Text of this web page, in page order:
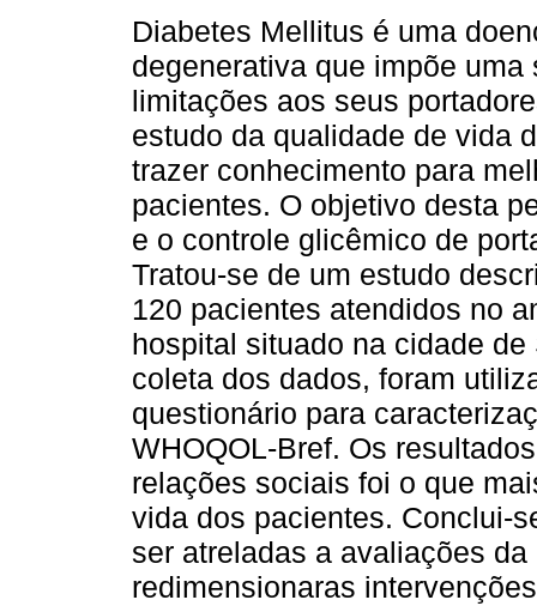
Diabetes Mellitus é uma
degenerativa que impõe uma
limitações aos seus
estudo da qualidade de vida
trazer conhecimento para
pacientes. O objetivo desta
e o controle glicêmico de
Tratou-se de um estudo
120 pacientes atendidos no
hospital situado na cidade
coleta dos dados, foram
questionário para
WHOQOL-Bref. Os
relações sociais foi o que
vida dos pacientes. Conclui-
ser atreladas a avaliações
redimensionaras